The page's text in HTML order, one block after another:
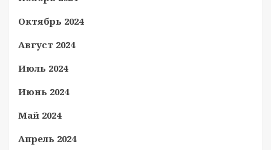
Октябрь 2024
Август 2024
Июль 2024
Июнь 2024
Май 2024
Апрель 2024